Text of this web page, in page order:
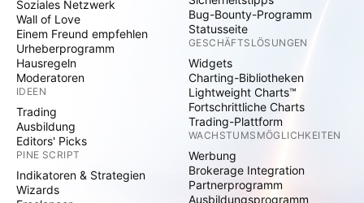
Soziales Netzwerk
Wall of Love
Einem Freund empfehlen
Urheberprogramm
Hausregeln
Moderatoren
IDEEN
Trading
Ausbildung
Editors' Picks
PINE SCRIPT
Indikatoren & Strategien
Wizards
Bug-Bounty-Programm
Statusseite
GESCHÄFTSLÖSUNGEN
Widgets
Charting-Bibliotheken
Lightweight Charts™
Fortschrittliche Charts
Trading-Plattform
WACHSTUMSMÖGLICHKEITEN
Werbung
Brokerage Integration
Partnerprogramm
Ausbildungsprogramm